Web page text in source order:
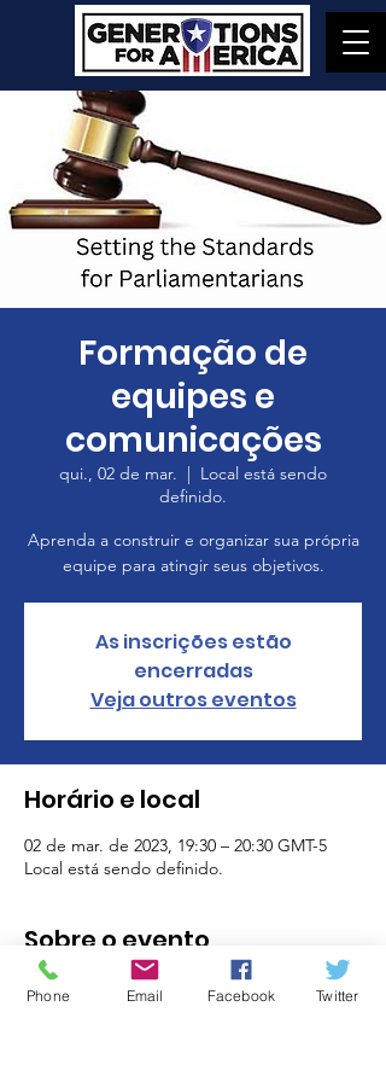
Formação de
equipes e
comunicações
qui., 02 de mar.
  |
Local está sendo
definido.
Aprenda a construir e organizar sua própria
equipe para atingir seus objetivos.
As inscrições estão
encerradas
Veja outros eventos
Horário e local
02 de mar. de 2023, 19:30 – 20:30 GMT-5
Local está sendo definido.
Sobre o evento
A agenda do workshop estará disponível à
Phone Email Facebook Twitter